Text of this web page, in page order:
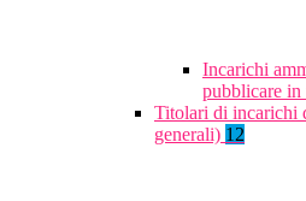
Incarichi
pubblicare in
Titolari di incarichi
generali) 12